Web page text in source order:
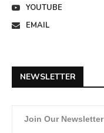
YOUTUBE
EMAIL
NEWSLETTER
Join Our Newsletter